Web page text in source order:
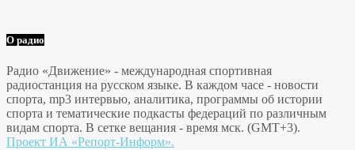
О радио
Радио «Движение» - международная спортивная
радиостанция на русском языке. В каждом часе - новости
спорта, mp3 интервью, аналитика, программы об истории
спорта и тематические подкасты федераций по различным
видам спорта. В сетке вещания - время мск. (GMT+3).
Проект ИА «Репорт-Информ».